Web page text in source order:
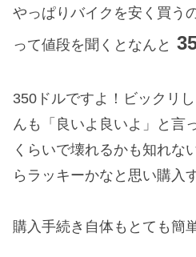
やっぱりバイクを安く買う
って値段を聞くとなんと
350ドルですよ！ビックリ
んも「良いよ良いよ」と言
くらいで壊れるかも知れな
らラッキーかなと思い購入
購入手続き自体もとても簡